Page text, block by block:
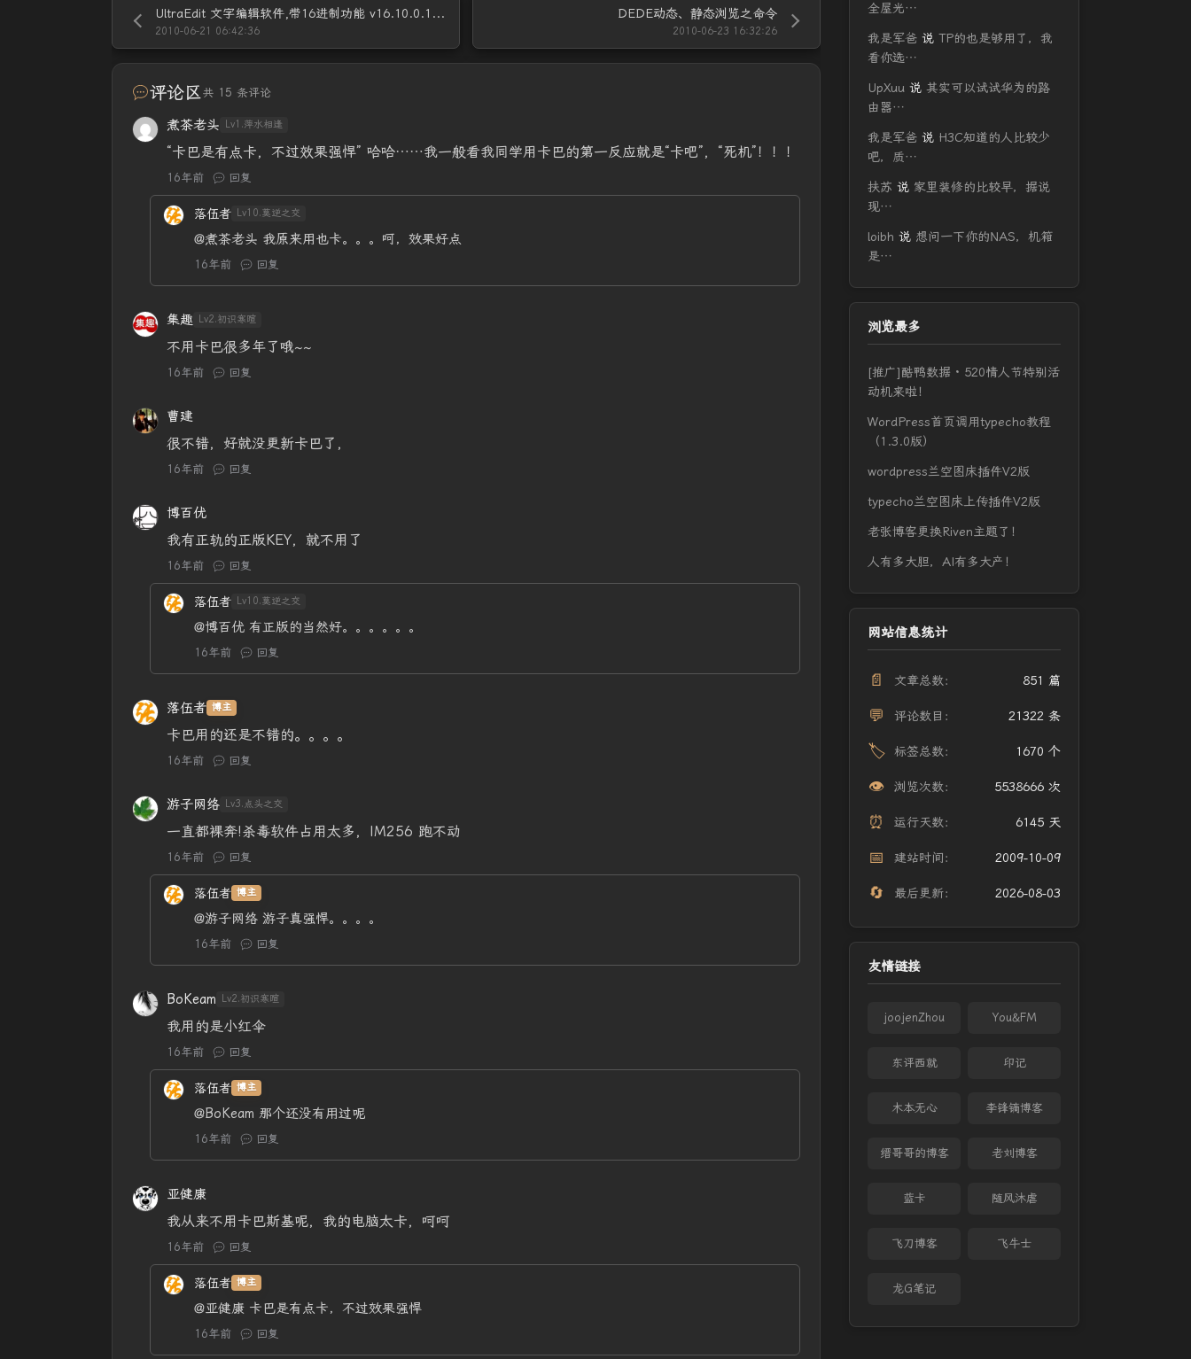
UltraEdit 文字编辑软件,带16进制功能 v16.10.0.1028
2010-06-21 06:42:36
DEDE动态、静态浏览之命令
2010-06-23 16:32:26
评论区共 15 条评论
煮茶老头 Lv1.萍水相逢
“卡巴是有点卡，不过效果强悍” 哈哈……我一般看我同学用卡巴的第一反应就是“卡吧”，“死机”！！！
16年前 回复
落伍者 Lv10.莫逆之交
@煮茶老头 我原来用也卡。。。呵，效果好点
16年前 回复
集趣 Lv2.初识寒暄
不用卡巴很多年了哦~~
16年前 回复
曹建
很不错，好就没更新卡巴了，
16年前 回复
博百优
我有正轨的正版KEY，就不用了
16年前 回复
落伍者 Lv10.莫逆之交
@博百优 有正版的当然好。。。。。。
16年前 回复
落伍者 博主
卡巴用的还是不错的。。。。
16年前 回复
游子网络 Lv3.点头之交
一直都裸奔!杀毒软件占用太多，IM256 跑不动
16年前 回复
落伍者 博主
@游子网络 游子真强悍。。。。
16年前 回复
BoKeam Lv2.初识寒暄
我用的是小红伞
16年前 回复
落伍者 博主
@BoKeam 那个还没有用过呢
16年前 回复
亚健康
我从来不用卡巴斯基呢，我的电脑太卡，呵呵
16年前 回复
落伍者 博主
@亚健康 卡巴是有点卡，不过效果强悍
16年前 回复
全屋光…
我是军爸 说 TP的也是够用了，我
看你选…
UpXuu 说 其实可以试试华为的路
由器…
我是军爸 说 H3C知道的人比较少
吧，质…
扶苏 说 家里装修的比较早，据说
现…
loibh 说 想问一下你的NAS，机箱
是…
浏览最多
[推广]酷鸭数据 · 520情人节特别活
动机来啦！
WordPress首页调用typecho教程
（1.3.0版）
wordpress兰空图床插件V2版
typecho兰空图床上传插件V2版
老张博客更换Riven主题了！
人有多大胆，AI有多大产！
网站信息统计
📄 文章总数： 851 篇
💬 评论数目： 21322 条
🏷️ 标签总数： 1670 个
👁️ 浏览次数： 5538666 次
⏰ 运行天数： 6145 天
📅 建站时间： 2009-10-09
🔄 最后更新： 2026-08-03
友情链接
joojenZhou You&FM
东评西就 印记
木本无心 李锋镝博客
缙哥哥的博客 老刘博客
蓝卡 随风沐虐
飞刀博客 飞牛士
龙G笔记